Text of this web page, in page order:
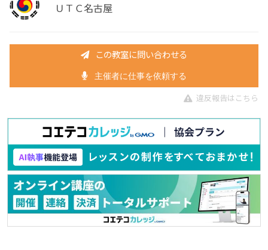
ＵＴＣ名古屋
この教室に問い合わせる
主催者に仕事を依頼する
違反報告はこちら